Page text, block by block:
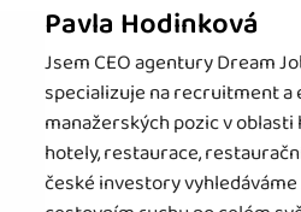
Pavla Hodinková
Jsem CEO agentury Dream
specializuje na recruitment a
manažerských pozic v
hotely, restaurace,
české investory